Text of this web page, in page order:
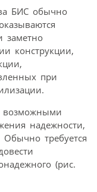
БИС обычно
заметно
конструкции,
при
возможными
надежности,
требуется
(рис.